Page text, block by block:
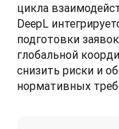
цикла
DeepL
подготовки
глобальной
снизить риски и
нормативных